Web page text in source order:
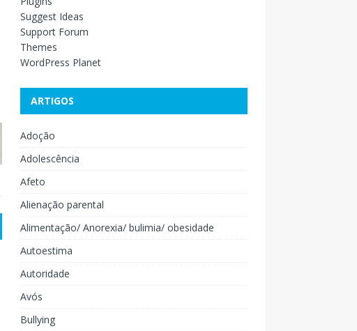
Suggest Ideas
Support Forum
Themes
WordPress Planet
ARTIGOS
Adoção
Adolescência
Afeto
Alienação parental
Alimentação/ Anorexia/ bulimia/ obesidade
Autoestima
Autoridade
Avós
Bullying